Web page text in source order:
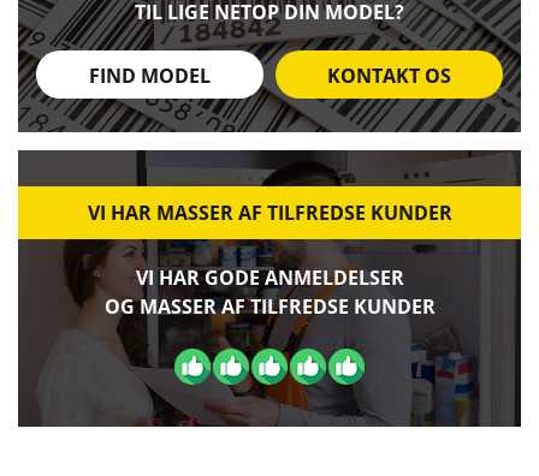
TIL LIGE NETOP DIN MODEL?
FIND MODEL KONTAKT OS
VI HAR MASSER AF TILFREDSE KUNDER
VI HAR GODE ANMELDELSER
OG MASSER AF TILFREDSE KUNDER